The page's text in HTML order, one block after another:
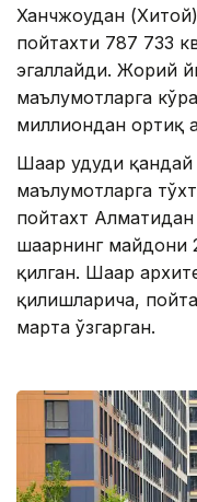
Ханчжоудан
пойтахти 787 733
эгаллайди. Жорий
маълумотларга
миллиондан ортиқ
Шаҳар ҳудуди
маълумотларга
пойтахт
шаҳарнинг майдони
қилган. Шаҳар
қилишларича,
марта ўзгарган.